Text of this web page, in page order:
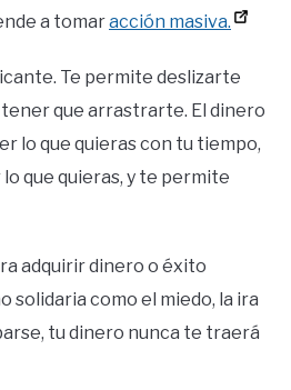
a tomaracción masiva.
Te permite deslizarte
tener que arrastrarte. El dinero
lo que quieras con tu tiempo,
que quieras, y te permite
adquirir dinero o éxito
solidaria como el miedo, la ira
tu dinero nunca te traerá